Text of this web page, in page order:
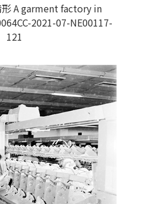
A garment factory in
2021-07-NE00117-
121